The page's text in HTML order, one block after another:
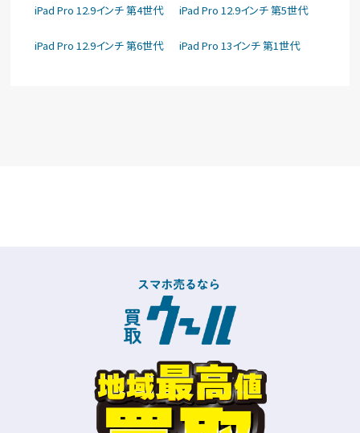
iPad Pro 12.9インチ 第4世代 iPad Pro 12.9インチ 第5世代
iPad Pro 12.9インチ 第6世代 iPad Pro 13インチ 第1世代